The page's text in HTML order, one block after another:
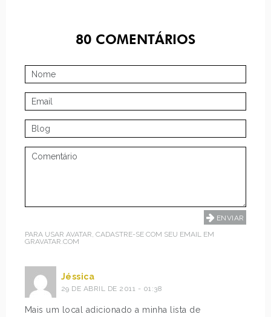
80 COMENTÁRIOS
PARA USAR AVATAR, CADASTRE-SE COM SEU EMAIL EM
GRAVATAR.COM
Jéssica
29 DE ABRIL DE 2011 - 01:38
Mais um local adicionado a minha lista de